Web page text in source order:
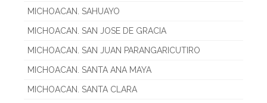
MICHOACAN. SAHUAYO
MICHOACAN. SAN JOSE DE GRACIA
MICHOACAN. SAN JUAN PARANGARICUTIRO
MICHOACAN. SANTA ANA MAYA
MICHOACAN. SANTA CLARA